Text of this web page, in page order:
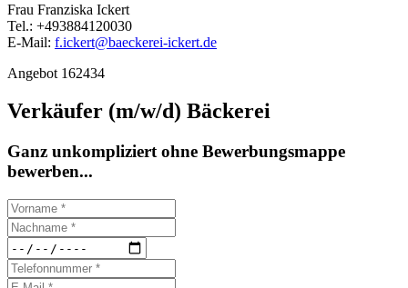
Frau Franziska Ickert
Tel.: +493884120030
E-Mail: f.ickert@baeckerei-ickert.de
Angebot 162434
Verkäufer (m/w/d) Bäckerei
Ganz unkompliziert ohne Bewerbungsmappe
bewerben...